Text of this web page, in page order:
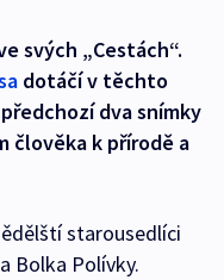
svých „Cestách“.
dotáčí v těchto
dva snímky
člověka k přírodě a
starousedlíci
Bolka Polívky.